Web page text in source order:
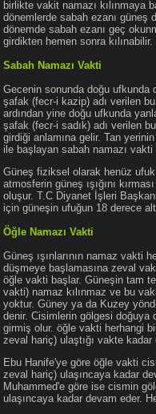
birlikte vakit namazı kılınmaya
dönemlerde sabah ezanı güneş
dönemde sabah ezanı geç
girdikten hemen sonra kılınabilir.
Sabah Namazı Vakti
Gecenin sonunda doğu ufkunda
şafak (fecr-i kazip) adı verilen
ardından yine doğu ufkunda
şafak (fecr-i sadık) adı verilen
girdiği anlamına gelir. Tan
ile başlayan sabah namazı
Güneş fiziksel olarak henüz
atmosferin güneş ışığını
oluşur. T.C Diyanet İşleri
için güneşin ufuğun 18 derece
Öğle Namazı Vakti
Güneş ışınlarının namaz vakti
düşmeye başlamasına zeval
öğle vakti başlar. Güneşin tam
vakti) namaz kılınmaz ve bu
yoktur. Güney ya da Kuzey
denir. Cisimlerin gölgesi doğuya
girmiş olur. öğle vakti herhangi
zeval hariç) ulaştığı vakte kadar
Ebu Hanife'ye göre öğle vakti
zeval hariç) ulaşıncaya kadar
Muhammed'e göre ise cismin
ulaşıncaya kadar devam eder.